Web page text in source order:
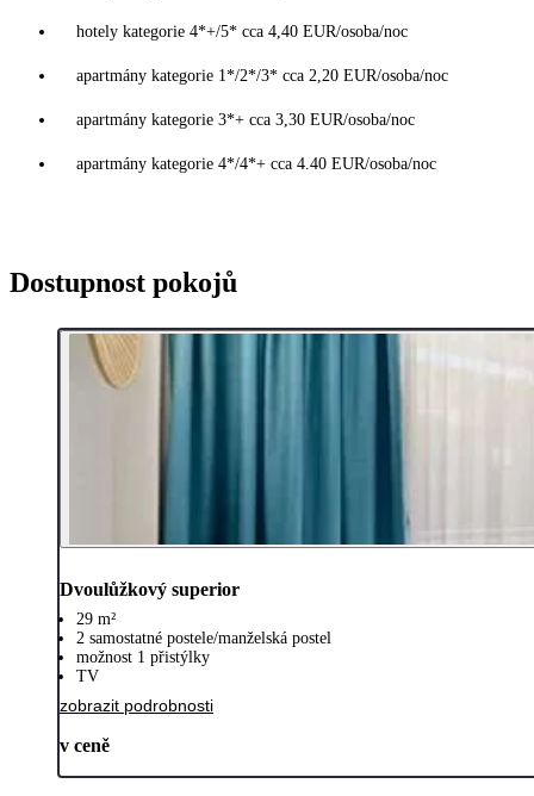
hotely kategorie 4*+/5* cca 4,40 EUR/osoba/noc
apartmány kategorie 1*/2*/3* cca 2,20 EUR/osoba/noc
apartmány kategorie 3*+ cca 3,30 EUR/osoba/noc
apartmány kategorie 4*/4*+ cca 4.40 EUR/osoba/noc
Dostupnost pokojů
Dvoulůžkový superior
29 m²
2 samostatné postele/manželská postel
možnost 1 přistýlky
TV
zobrazit podrobnosti
v ceně